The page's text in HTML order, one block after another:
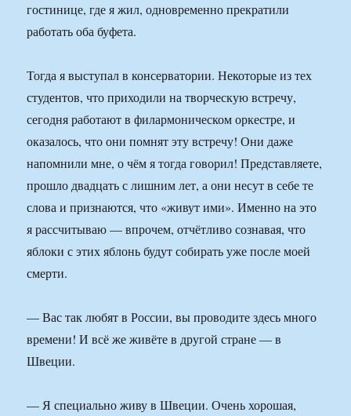
гостинице, где я жил, одновременно прекратили
работать оба буфета.
Тогда я выступал в консерватории. Некоторые из тех
студентов, что приходили на творческую встречу,
сегодня работают в филармоническом оркестре, и
оказалось, что они помнят эту встречу! Они даже
напомнили мне, о чём я тогда говорил! Представляете,
прошло двадцать с лишним лет, а они несут в себе те
слова и признаются, что «живут ими». Именно на это
я рассчитываю — впрочем, отчётливо сознавая, что
яблоки с этих яблонь будут собирать уже после моей
смерти.
— Вас так любят в России, вы проводите здесь много
времени! И всё же живёте в другой стране — в
Швеции.
— Я специально живу в Швеции. Очень хорошая,